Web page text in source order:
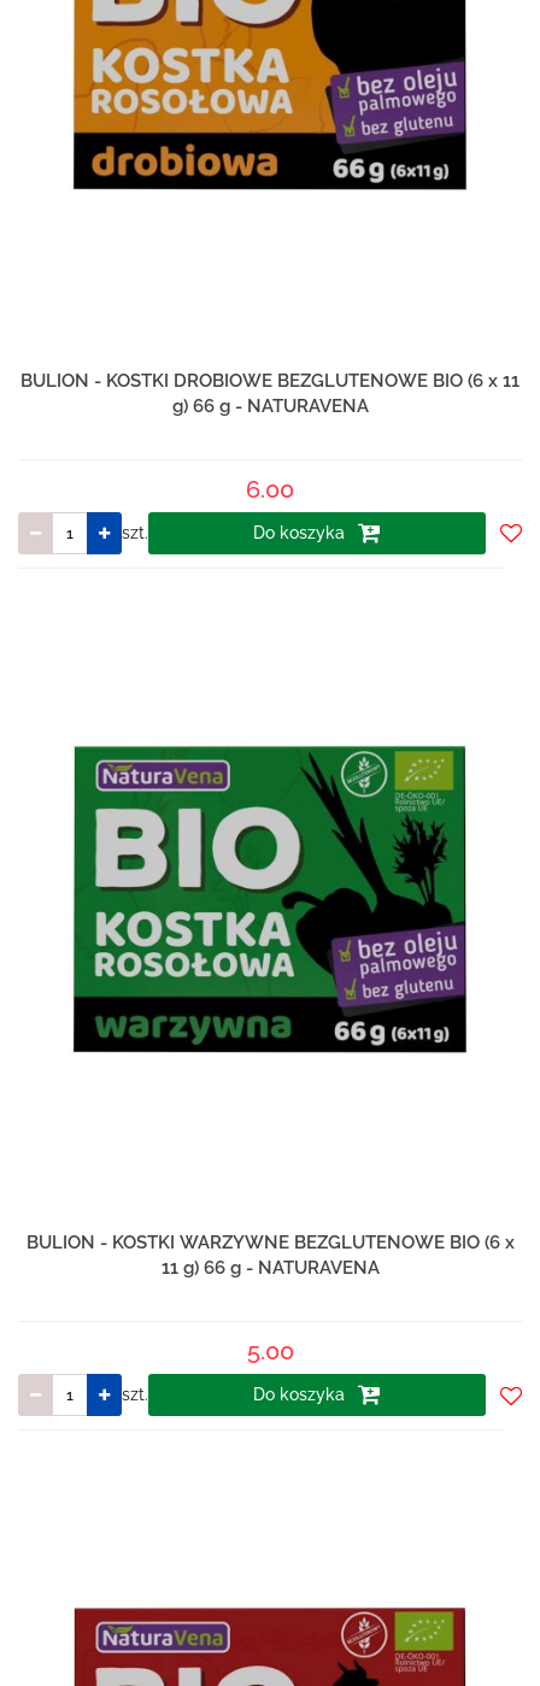
BULION - KOSTKI DROBIOWE BEZGLUTENOWE BIO (6 x 11
g) 66 g - NATURAVENA
6.00
szt. Do koszyka
BULION - KOSTKI WARZYWNE BEZGLUTENOWE BIO (6 x
11 g) 66 g - NATURAVENA
5.00
szt. Do koszyka